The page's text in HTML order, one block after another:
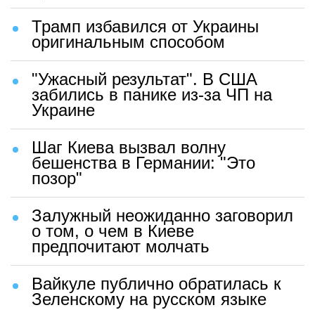
Трамп избавился от Украины
оригинальным способом
"Ужасный результат". В США
забились в панике из-за ЧП на
Украине
Шаг Киева вызвал волну
бешенства в Германии: "Это
позор"
Залужный неожиданно заговорил
о том, о чем в Киеве
предпочитают молчать
Вайкуле публично обратилась к
Зеленскому на русском языке